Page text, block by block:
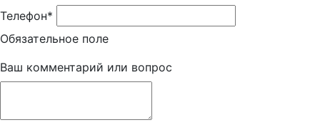
Телефон*
Обязательное поле
Ваш комментарий или вопрос